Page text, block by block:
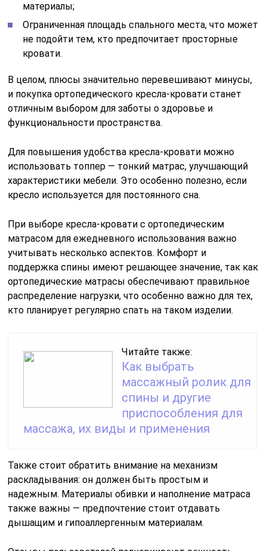
материалы;
Ограниченная площадь спального места, что может
не подойти тем, кто предпочитает просторные
кровати.
В целом, плюсы значительно перевешивают минусы,
и покупка ортопедического кресла-кровати станет
отличным выбором для заботы о здоровье и
функциональности пространства.
Для повышения удобства кресла-кровати можно
использовать топпер — тонкий матрас, улучшающий
характеристики мебели. Это особенно полезно, если
кресло используется для постоянного сна.
При выборе кресла-кровати с ортопедическим
матрасом для ежедневного использования важно
учитывать несколько аспектов. Комфорт и
поддержка спины имеют решающее значение, так как
ортопедические матрасы обеспечивают правильное
распределение нагрузки, что особенно важно для тех,
кто планирует регулярно спать на таком изделии.
Читайте также:
Как выбрать
массажный ролик для
спины и другие
приспособления для
массажа, их виды и применения
Также стоит обратить внимание на механизм
раскладывания: он должен быть простым и
надежным. Материалы обивки и наполнение матраса
также важны — предпочтение стоит отдавать
дышащим и гипоаллергенным материалам.